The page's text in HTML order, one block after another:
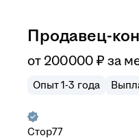
Продавец-
от 200 000 ₽ за
Опыт 1-3 года
Стор77